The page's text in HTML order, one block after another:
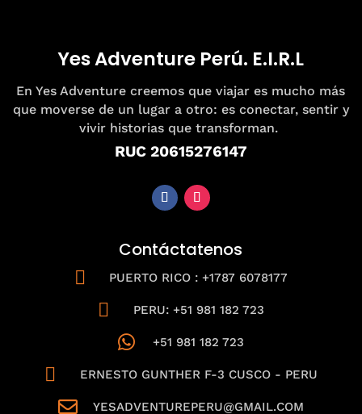
Yes Adventure Perú. E.I.R.L
En Yes Adventure creemos que viajar es mucho más
que moverse de un lugar a otro: es conectar, sentir y
vivir historias que transforman.
RUC 20615276147
Contáctatenos
 PUERTO RICO : +1787 6078177
 PERU: +51 981 182 723
 +51 981 182 723
 ERNESTO GUNTHER F-3 CUSCO - PERU
 YESADVENTUREPERU@GMAIL.COM